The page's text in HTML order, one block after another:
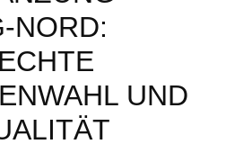
NORD:
UND